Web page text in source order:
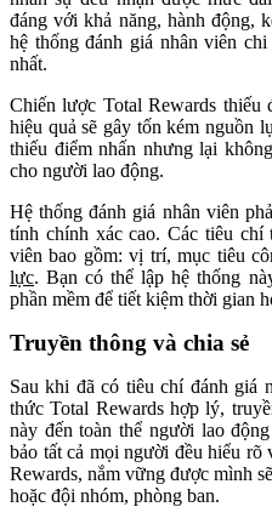
đáng với khả năng, hành động,
hệ thống đánh giá nhân viên
nhất.
Chiến lược Total Rewards thiếu
hiệu quả sẽ gây tốn kém nguồn
thiếu điểm nhấn nhưng lại
cho người lao động.
Hệ thống đánh giá nhân viên
tính chính xác cao. Các tiêu chí
viên bao gồm: vị trí, mục tiêu
lực. Bạn có thể lập hệ thống
phần mềm để tiết kiệm thời gian
Truyền thông và chia sẻ
Sau khi đã có tiêu chí đánh giá
thức Total Rewards hợp lý,
này đến toàn thể người lao
bảo tất cả mọi người đều hiểu rõ
Rewards, nắm vững được mình
hoặc đội nhóm, phòng ban.